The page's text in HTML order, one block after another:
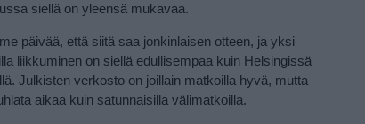
siellä on yleensä mukavaa.
päivää, että siitä saa jonkinlaisen otteen, ja yksi
liikkuminen on siellä edullisempaa kuin Helsingissä
Julkisten verkosto on joillain matkoilla hyvä, mutta
aikaa kuin satunnaisilla välimatkoilla.